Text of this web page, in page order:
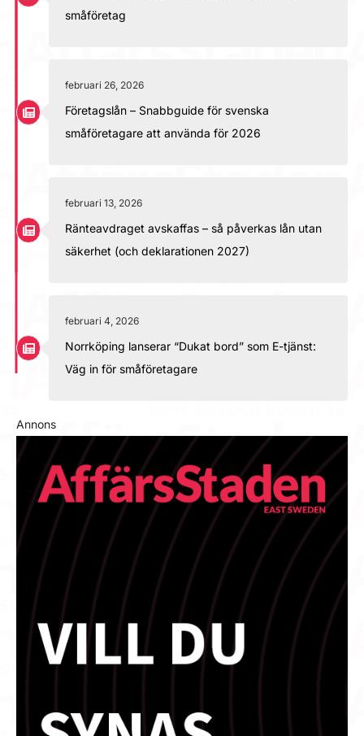
småföretag
februari 26, 2026
Företagslån – Snabbguide för svenska
småföretagare att använda för 2026
februari 13, 2026
Ränteavdraget avskaffas – så påverkas lån utan
säkerhet (och deklarationen 2027)
februari 4, 2026
Norrköping lanserar “Dukat bord” som E-tjänst:
Väg in för småföretagare
Annons